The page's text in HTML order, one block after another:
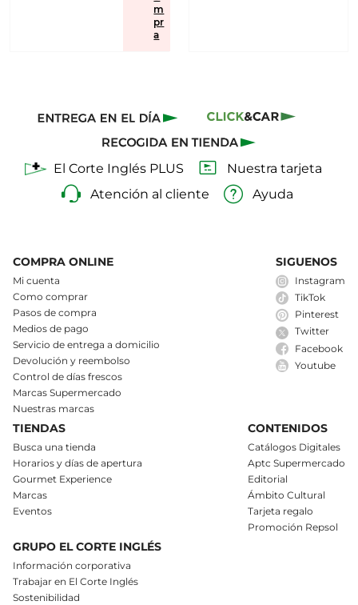
m
pr
a
El Corte Inglés PLUS
Nuestra tarjeta
Atención al cliente
Ayuda
COMPRA ONLINE
Mi cuenta
Como comprar
Pasos de compra
Medios de pago
Servicio de entrega a domicilio
Devolución y reembolso
Control de días frescos
Marcas Supermercado
Nuestras marcas
SIGUENOS
Instagram
TikTok
Pinterest
Twitter
Facebook
Youtube
TIENDAS
Busca una tienda
Horarios y días de apertura
Gourmet Experience
Marcas
Eventos
CONTENIDOS
Catálogos Digitales
Aptc Supermercado
Editorial
Ámbito Cultural
Tarjeta regalo
Promoción Repsol
GRUPO EL CORTE INGLÉS
Información corporativa
Trabajar en El Corte Inglés
Sostenibilidad